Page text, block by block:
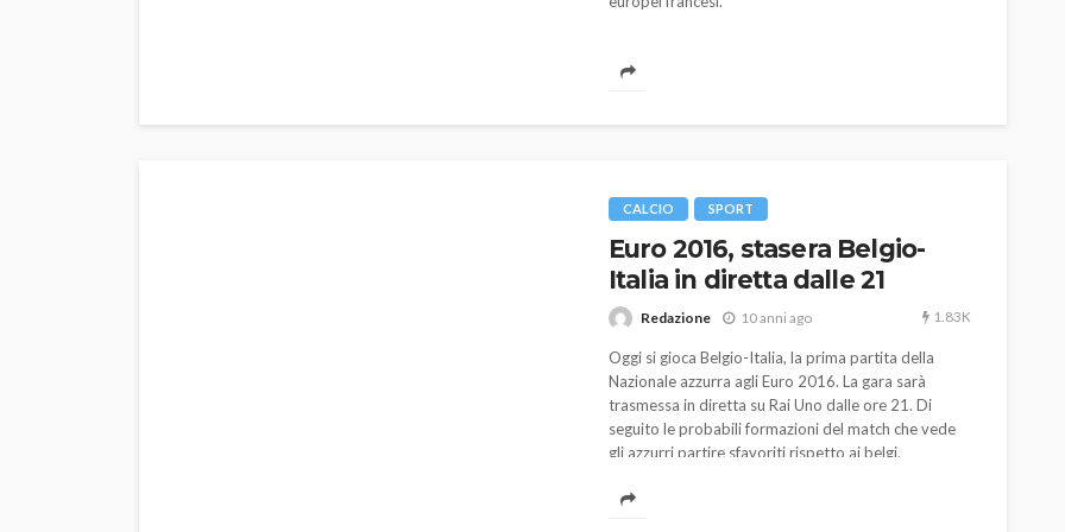
CALCIO SPORT
Euro 2016, stasera Belgio-
Italia in diretta dalle 21
Redazione 10 anni ago 1.83K
Oggi si gioca Belgio-Italia, la prima partita della
Nazionale azzurra agli Euro 2016. La gara sarà
trasmessa in diretta su Rai Uno dalle ore 21. Di
seguito le probabili formazioni del match che vede
gli azzurri partire sfavoriti rispetto ai belgi.